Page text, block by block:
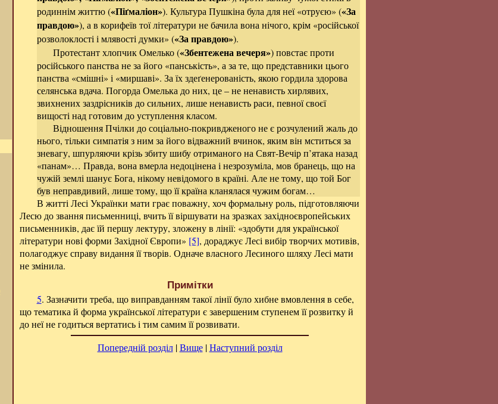
родиннім життю («Піґмаліон»). Культура Пушкіна була для неї «отруєю» («За
правдою»), а в корифеїв тої літератури не бачила вона нічого, крім «російської
розволоклості і млявості думки» («За правдою»).
Протестант хлопчик Омелько («Збентежена вечеря») повстає проти
російського панства не за його «панськість», а за те, що представники цього
панства «смішні» і «миршаві». За їх здеґенерованість, якою гордила здорова
селянська вдача. Погорда Омелька до них, це – не ненависть хирлявих,
звихнених заздрісників до сильних, лише ненависть раси, певної своєї
вищості над готовим до уступлення класом.
Відношення Пчілки до соціально-покривдженого не є розчулений жаль до
нього, тільки симпатія з ним за його відважний вчинок, яким він мститься за
зневагу, шпурляючи крізь збиту шибу отриманого на Свят-Вечір п’ятака назад
«панам»… Правда, вона вмерла недоцінена і незрозуміла, мов бранець, що на
чужій землі шанує Бога, нікому невідомого в країні. Але не тому, що той Бог
був неправдивий, лише тому, що її країна кланялася чужим богам…
В житті Лесі Українки мати грає поважну, хоч формальну роль, підготовляючи
Лесю до звання письменниці, вчить її віршувати на зразках західноєвропейських
письменників, дає їй першу лектуру, зложену в лінії: «здобути для української
літератури нові форми Західної Європи» [5], дораджує Лесі вибір творчих мотивів,
полагоджує справу видання її творів. Одначе власного Лесиного шляху Лесі мати
не змінила.
Примітки
5. Зазначити треба, що виправданням такої лінії було хибне вмовлення в себе,
що тематика й форма української літератури є завершеним ступенем її розвитку й
до неї не годиться вертатись і тим самим її розвивати.
Попередній розділ|Вище|Наступний розділ